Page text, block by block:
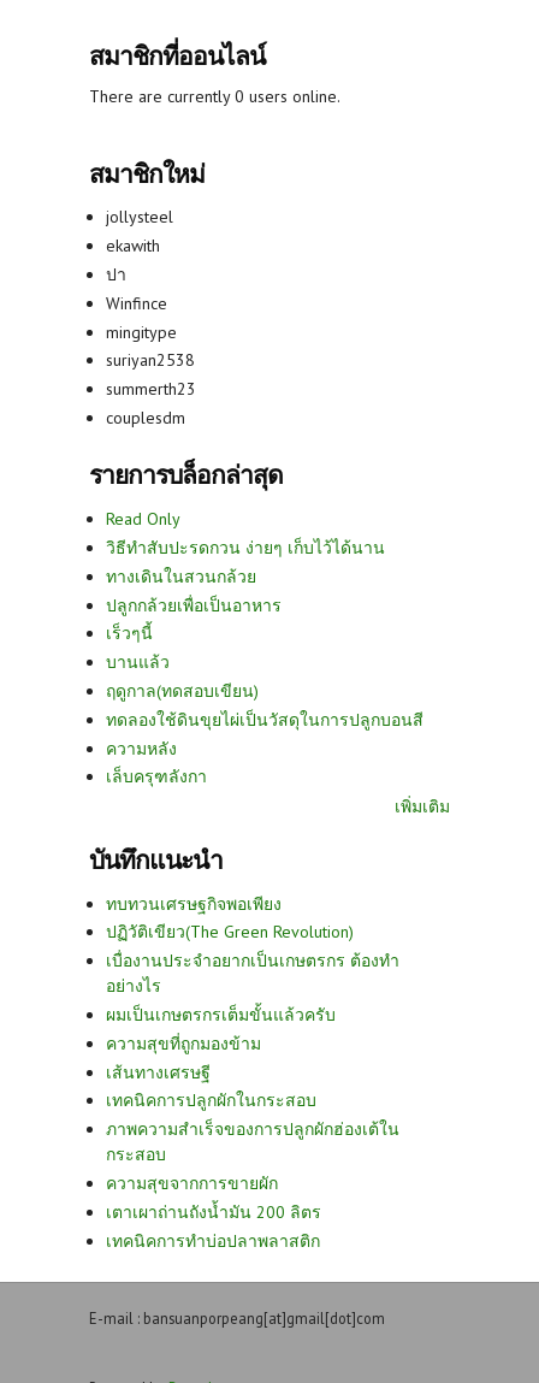
สมาชิกที่ออนไลน์
There are currently 0 users online.
สมาชิกใหม่
jollysteel
ekawith
ปา
Winfince
mingitype
suriyan2538
summerth23
couplesdm
รายการบล็อกล่าสุด
Read Only
วิธีทำสับปะรดกวน ง่ายๆ เก็บไว้ได้นาน
ทางเดินในสวนกล้วย
ปลูกกล้วยเพื่อเป็นอาหาร
เร็วๆนี้
บานแล้ว
ฤดูกาล(ทดสอบเขียน)
ทดลองใช้ดินขุยไผ่เป็นวัสดุในการปลูกบอนสี
ความหลัง
เล็บครุฑลังกา
เพิ่มเติม
บันทึกแนะนำ
ทบทวนเศรษฐกิจพอเพียง
ปฏิวัติเขียว(The Green Revolution)
เบื่องานประจำอยากเป็นเกษตรกร ต้องทำ
อย่างไร
ผมเป็นเกษตรกรเต็มขั้นแล้วครับ
ความสุขที่ถูกมองข้าม
เส้นทางเศรษฐี
เทคนิคการปลูกผักในกระสอบ
ภาพความสำเร็จของการปลูกผักฮ่องเต้ใน
กระสอบ
ความสุขจากการขายผัก
เตาเผาถ่านถังน้ำมัน 200 ลิตร
เทคนิคการทำบ่อปลาพลาสติก
E-mail : bansuanporpeang[at]gmail[dot]com